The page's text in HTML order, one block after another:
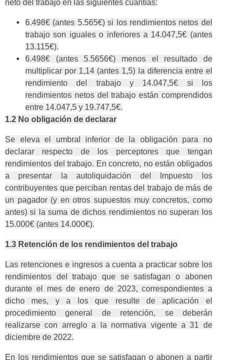
neto del trabajo en las siguientes cuantías:
6.498€ (antes 5.565€) si los rendimientos netos del
trabajo son iguales o inferiores a 14.047,5€ (antes
13.115€).
6.498€ (antes 5.5656€) menos el resultado de
multiplicar por 1,14 (antes 1,5) la diferencia entre el
rendimiento del trabajo y 14.047,5€ si los
rendimientos netos del trabajo están comprendidos
entre 14.047,5 y 19.747,5€.
1.2 No obligación de declarar
Se eleva el umbral inferior de la obligación para no
declarar respecto de los perceptores que tengan
rendimientos del trabajo. En concreto, no están obligados
a presentar la autoliquidación del Impuesto los
contribuyentes que perciban rentas del trabajo de más de
un pagador (y en otros supuestos muy concretos, como
antes) si la suma de dichos rendimientos no superan los
15.000€ (antes 14.000€).
1.3 Retención de los rendimientos del trabajo
Las retenciones e ingresos a cuenta a practicar sobre los
rendimientos del trabajo que se satisfagan o abonen
durante el mes de enero de 2023, correspondientes a
dicho mes, y a los que resulte de aplicación el
procedimiento general de retención, se deberán
realizarse con arreglo a la normativa vigente a 31 de
diciembre de 2022.
En los rendimientos que se satisfagan o abonen a partir